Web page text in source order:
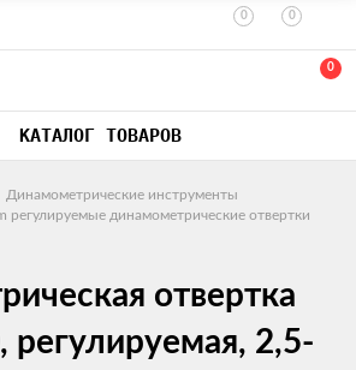
0 0
0
КАТАЛОГ ТОВАРОВ
Динамометрические инструменты
регулируемые динамометрические отвертки
отвертка
регулируемая, 2,5-